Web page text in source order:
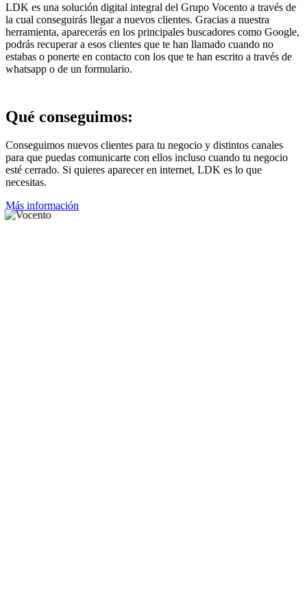
LDK es una solución digital integral del Grupo Vocento a través de
la cual conseguirás llegar a nuevos clientes. Gracias a nuestra
herramienta, aparecerás en los principales buscadores como Google,
podrás recuperar a esos clientes que te han llamado cuando no
estabas o ponerte en contacto con los que te han escrito a través de
whatsapp o de un formulario.
Qué conseguimos:
Conseguimos nuevos clientes para tu negocio y distintos canales
para que puedas comunicarte con ellos incluso cuando tu negocio
esté cerrado. Si quieres aparecer en internet, LDK es lo que
necesitas.
Más información